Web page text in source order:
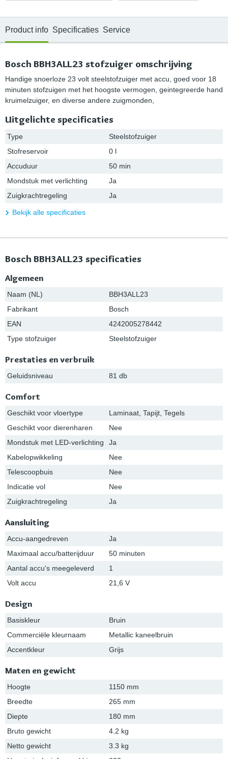
Product info Specificaties Service
Bosch BBH3ALL23 stofzuiger omschrijving
Handige snoerloze 23 volt steelstofzuiger met accu, goed voor 18
minuten stofzuigen met het hoogste vermogen, geintegreerde hand
kruimelzuiger, en diverse andere zuigmonden,
Uitgelichte specificaties
Type
Steelstofzuiger
Stofreservoir
0 l
Accuduur
50 min
Mondstuk met verlichting
Ja
Zuigkrachtregeling
Ja
Bekijk alle specificaties
Bosch BBH3ALL23 specificaties
Algemeen
Naam (NL)
BBH3ALL23
Fabrikant
Bosch
EAN
4242005278442
Type stofzuiger
Steelstofzuiger
Prestaties en verbruik
Geluidsniveau 81 db
Comfort
Geschikt voor vloertype
Laminaat, Tapijt, Tegels
Geschikt voor dierenharen
Nee
Mondstuk met LED-verlichting
Ja
Kabelopwikkeling
Nee
Telescoopbuis
Nee
Indicatie vol
Nee
Zuigkrachtregeling
Ja
Aansluiting
Accu-aangedreven
Ja
Maximaal accu/batterijduur
50 minuten
Aantal accu's meegeleverd
1
Volt accu
21,6 V
Design
Basiskleur
Bruin
Commerciële kleurnaam
Metallic kaneelbruin
Accentkleur
Grijs
Maten en gewicht
Hoogte
1150 mm
Breedte
265 mm
Diepte
180 mm
Bruto gewicht
4.2 kg
Netto gewicht
3.3 kg